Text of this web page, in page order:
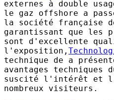
externes à double
le gaz offshore a
la société française
garantissant que les
sont d'excellente
l'exposition,
technique de a
avantages techniques
suscité l'intérêt et
nombreux visiteurs.